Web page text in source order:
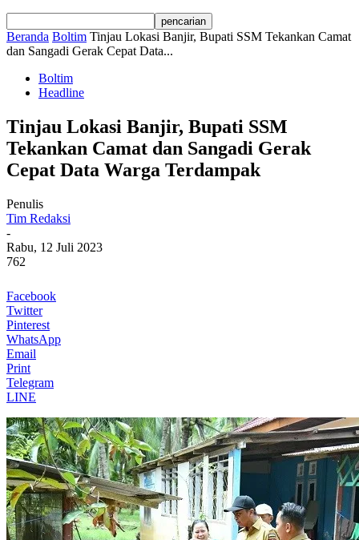
Beranda Boltim Tinjau Lokasi Banjir, Bupati SSM Tekankan Camat
dan Sangadi Gerak Cepat Data...
Boltim
Headline
Tinjau Lokasi Banjir, Bupati SSM
Tekankan Camat dan Sangadi Gerak
Cepat Data Warga Terdampak
Penulis
Tim Redaksi
-
Rabu, 12 Juli 2023
762
Facebook
Twitter
Pinterest
WhatsApp
Email
Print
Telegram
LINE